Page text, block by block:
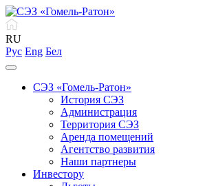
RU
Рус Eng Бел
СЭЗ «Гомель-Ратон»
История СЭЗ
Администрация
Территория СЭЗ
Аренда помещений
Агентство развития
Наши партнеры
Инвестору